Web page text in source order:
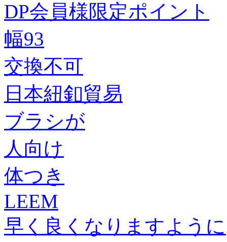
DP会員様限定ポイント
幅93
交換不可
日本紐釦貿易
ブラシが
人向け
体つき
LEEM
早く良くなりますように